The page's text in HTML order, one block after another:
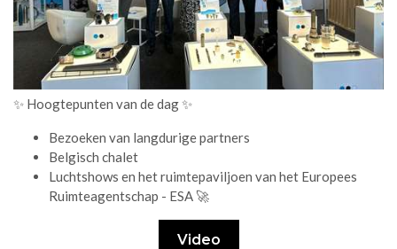
✨ Hoogtepunten van de dag ✨
Bezoeken van langdurige partners
Belgisch chalet
Luchtshows en het ruimtepaviljoen van het Europees
Ruimteagentschap - ESA 🚀
Video